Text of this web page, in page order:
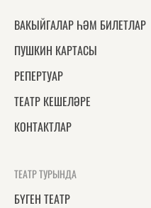
ВАКЫЙГАЛАР ҺӘМ БИЛЕТЛАР
ПУШКИН КАРТАСЫ
РЕПЕРТУАР
ТЕАТР КЕШЕЛӘРЕ
КОНТАКТЛАР
ТЕАТР ТУРЫНДА
БҮГЕН ТЕАТР